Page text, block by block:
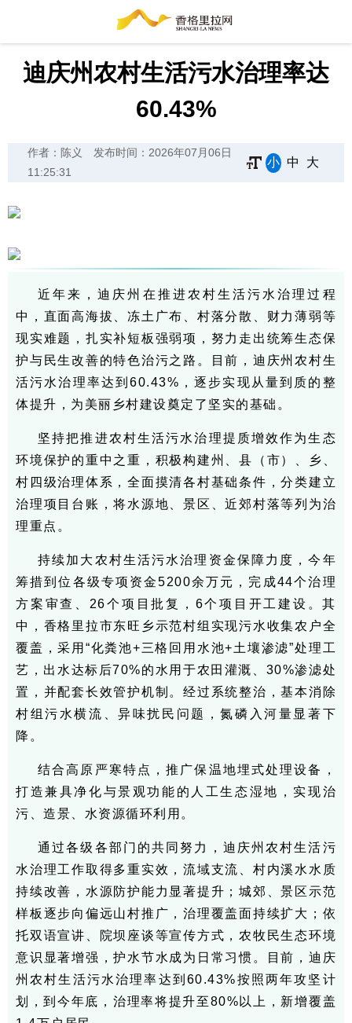
迪庆州农村生活污水治理率达
60.43%
作者：陈义
发布时间：2026年07月06日
11:25:31
小 中 大
近年来，迪庆州在推进农村生活污水治理过程
中，直面高海拔、冻土广布、村落分散、财力薄弱等
现实难题，扎实补短板强弱项，努力走出统筹生态保
护与民生改善的特色治污之路。目前，迪庆州农村生
活污水治理率达到60.43%，逐步实现从量到质的整
体提升，为美丽乡村建设奠定了坚实的基础。
坚持把推进农村生活污水治理提质增效作为生态
环境保护的重中之重，积极构建州、县（市）、乡、
村四级治理体系，全面摸清各村基础条件，分类建立
治理项目台账，将水源地、景区、近郊村落等列为治
理重点。
持续加大农村生活污水治理资金保障力度，今年
筹措到位各级专项资金5200余万元，完成44个治理
方案审查、26个项目批复，6个项目开工建设。其
中，香格里拉市东旺乡示范村组实现污水收集农户全
覆盖，采用“化粪池+三格回用水池+土壤渗滤”处理工
艺，出水达标后70%的水用于农田灌溉、30%渗滤处
置，并配套长效管护机制。经过系统整治，基本消除
村组污水横流、异味扰民问题，氮磷入河量显著下
降。
结合高原严寒特点，推广保温地埋式处理设备，
打造兼具净化与景观功能的人工生态湿地，实现治
污、造景、水资源循环利用。
通过各级各部门的共同努力，迪庆州农村生活污
水治理工作取得多重实效，流域支流、村内溪水水质
持续改善，水源防护能力显著提升；城郊、景区示范
样板逐步向偏远山村推广，治理覆盖面持续扩大；依
托双语宣讲、院坝座谈等宣传方式，农牧民生态环境
意识显著增强，护水节水成为日常习惯。目前，迪庆
州农村生活污水治理率达到60.43%按照两年攻坚计
划，到今年底，治理率将提升至80%以上，新增覆盖